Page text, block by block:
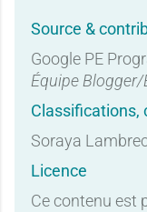
Source &
Google PE
Équipe
Classifications,
Soraya
Licence
Ce contenu est